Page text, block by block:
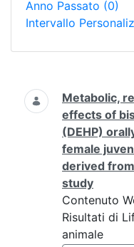
Anno Passato (0)
Intervallo
Ricerca
Metabolic,
effects of
(DEHP)
female
derived
study
Contenuto
Risultati di
animale